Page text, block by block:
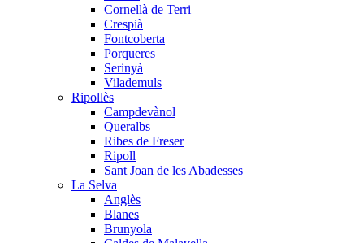
Cornellà de Terri
Crespià
Fontcoberta
Porqueres
Serinyà
Vilademuls
Ripollès
Campdevànol
Queralbs
Ribes de Freser
Ripoll
Sant Joan de les Abadesses
La Selva
Anglès
Blanes
Brunyola